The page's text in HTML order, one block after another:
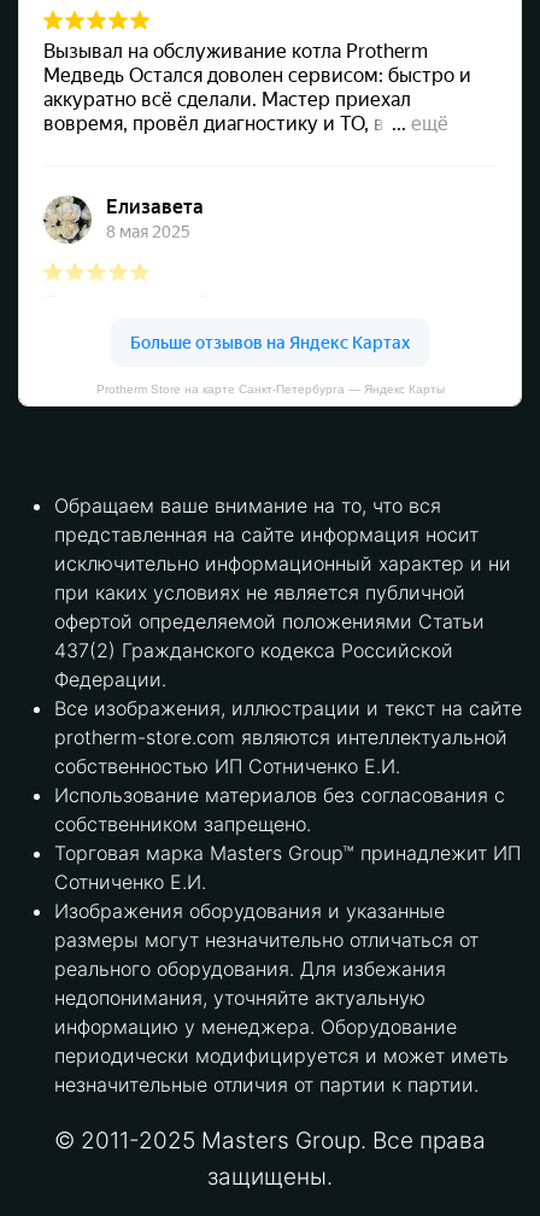
Protherm Store на карте Санкт‑Петербурга — Яндекс Карты
Обращаем ваше внимание на то, что вся
представленная на сайте информация носит
исключительно информационный характер и ни
при каких условиях не является публичной
офертой определяемой положениями Статьи
437(2) Гражданского кодекса Российской
Федерации.
Все изображения, иллюстрации и текст на сайте
protherm-store.com являются интеллектуальной
собственностью ИП Сотниченко Е.И.
Использование материалов без согласования с
собственником запрещено.
Торговая марка Masters Group™ принадлежит ИП
Сотниченко Е.И.
Изображения оборудования и указанные
размеры могут незначительно отличаться от
реального оборудования. Для избежания
недопонимания, уточняйте актуальную
информацию у менеджера. Оборудование
периодически модифицируется и может иметь
незначительные отличия от партии к партии.
© 2011-2025 Masters Group. Все права
защищены.